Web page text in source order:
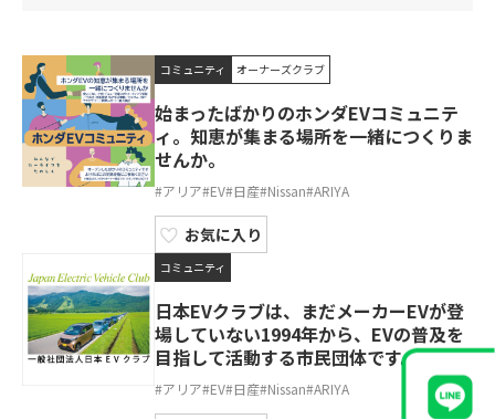
コミュニティ オーナーズクラブ
始まったばかりのホンダEVコミュニテ
ィ。知恵が集まる場所を一緒につくりま
せんか。
#アリア#EV#日産#Nissan#ARIYA
お気に入り
コミュニティ
日本EVクラブは、まだメーカーEVが登
場していない1994年から、EVの普及を
目指して活動する市民団体です。
#アリア#EV#日産#Nissan#ARIYA